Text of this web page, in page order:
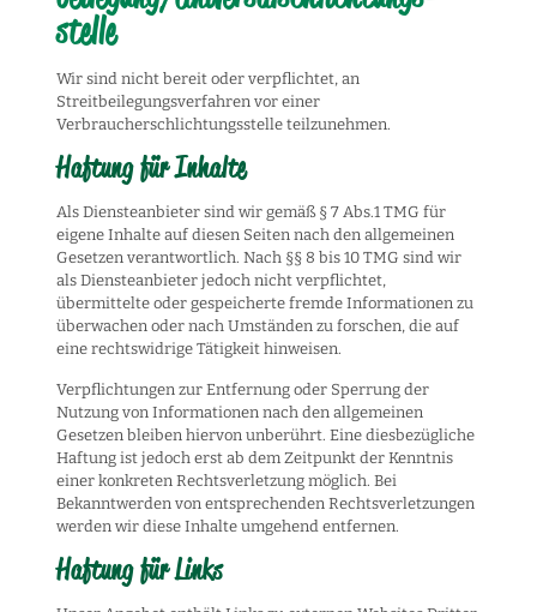
stelle
Wir sind nicht bereit oder verpflichtet, an
Streitbeilegungsverfahren vor einer
Verbraucherschlichtungsstelle teilzunehmen.
Haftung für Inhalte
Als Diensteanbieter sind wir gemäß § 7 Abs.1 TMG für
eigene Inhalte auf diesen Seiten nach den allgemeinen
Gesetzen verantwortlich. Nach §§ 8 bis 10 TMG sind wir
als Diensteanbieter jedoch nicht verpflichtet,
übermittelte oder gespeicherte fremde Informationen zu
überwachen oder nach Umständen zu forschen, die auf
eine rechtswidrige Tätigkeit hinweisen.
Verpflichtungen zur Entfernung oder Sperrung der
Nutzung von Informationen nach den allgemeinen
Gesetzen bleiben hiervon unberührt. Eine diesbezügliche
Haftung ist jedoch erst ab dem Zeitpunkt der Kenntnis
einer konkreten Rechtsverletzung möglich. Bei
Bekanntwerden von entsprechenden Rechtsverletzungen
werden wir diese Inhalte umgehend entfernen.
Haftung für Links